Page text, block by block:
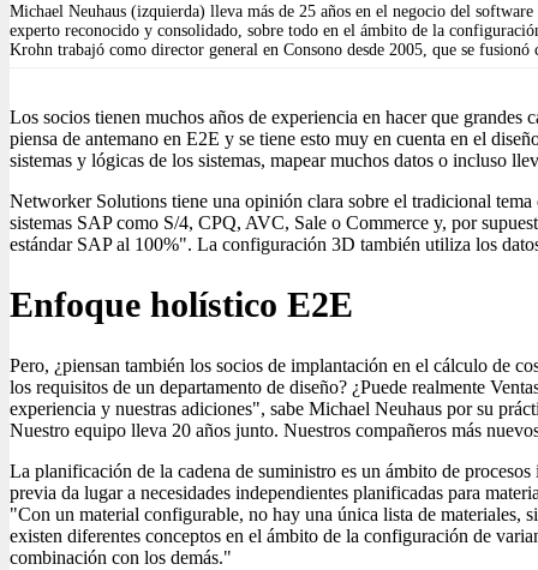
Michael Neuhaus (izquierda) lleva más de 25 años en el negocio del
experto reconocido y consolidado, sobre todo en el ámbito de la
Krohn trabajó como director general en Consono desde 2005, que se
Los socios tienen muchos años de experiencia en hacer que grandes
piensa de antemano en E2E y se tiene esto muy en cuenta en el
sistemas y lógicas de los sistemas, mapear muchos datos o incluso
Networker Solutions tiene una opinión clara sobre el tradicional
sistemas SAP como S/4, CPQ, AVC, Sale o Commerce y, por
estándar SAP al 100%". La configuración 3D también utiliza los
Enfoque holístico E2E
Pero, ¿piensan también los socios de implantación en el cálculo de
los requisitos de un departamento de diseño? ¿Puede realmente
experiencia y nuestras adiciones", sabe Michael Neuhaus por su
Nuestro equipo lleva 20 años junto. Nuestros compañeros más
La planificación de la cadena de suministro es un ámbito de
previa da lugar a necesidades independientes planificadas para
"Con un material configurable, no hay una única lista de materiales,
existen diferentes conceptos en el ámbito de la configuración de
combinación con los demás."